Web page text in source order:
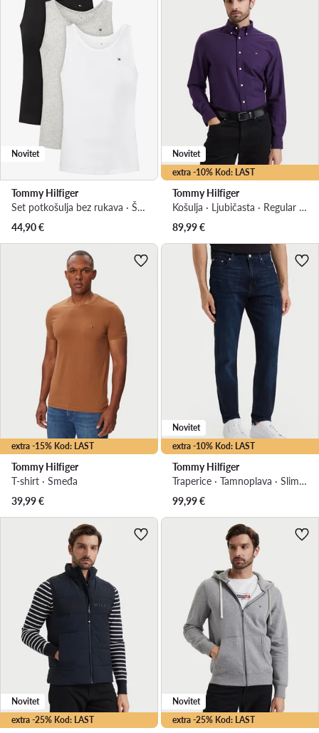
Novitet
Tommy Hilfiger
Set potkošulja bez rukava · Šarena
44,90€
extra -10% Kod: LAST
Novitet
Tommy Hilfiger
Košulja · Ljubičasta · Regular Fit
89,99€
extra -15% Kod: LAST
Tommy Hilfiger
T-shirt · Smeđa
39,99€
extra -10% Kod: LAST
Novitet
Tommy Hilfiger
Traperice · Tamnoplava · Slim Fit
99,99€
extra -25% Kod: LAST
Novitet
extra -25% Kod: LAST
Novitet